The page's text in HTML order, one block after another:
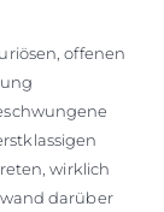
offenen
wirklich
darüber